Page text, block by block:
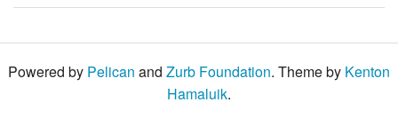
Powered by Pelican and Zurb Foundation. Theme by Kenton
Hamaluik.